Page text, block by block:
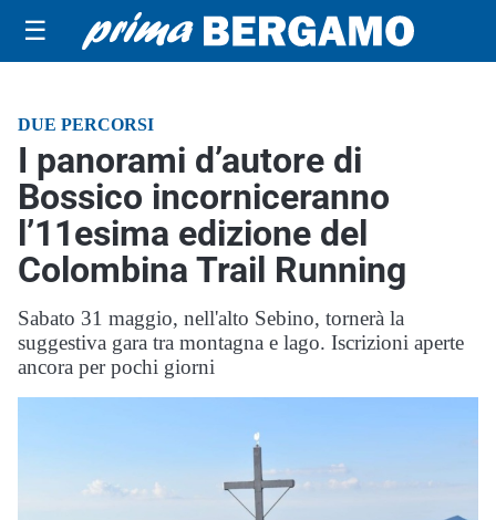
☰
DUE PERCORSI
I panorami d’autore di
Bossico incorniceranno
l’11esima edizione del
Colombina Trail Running
Sabato 31 maggio, nell'alto Sebino, tornerà la
suggestiva gara tra montagna e lago. Iscrizioni aperte
ancora per pochi giorni